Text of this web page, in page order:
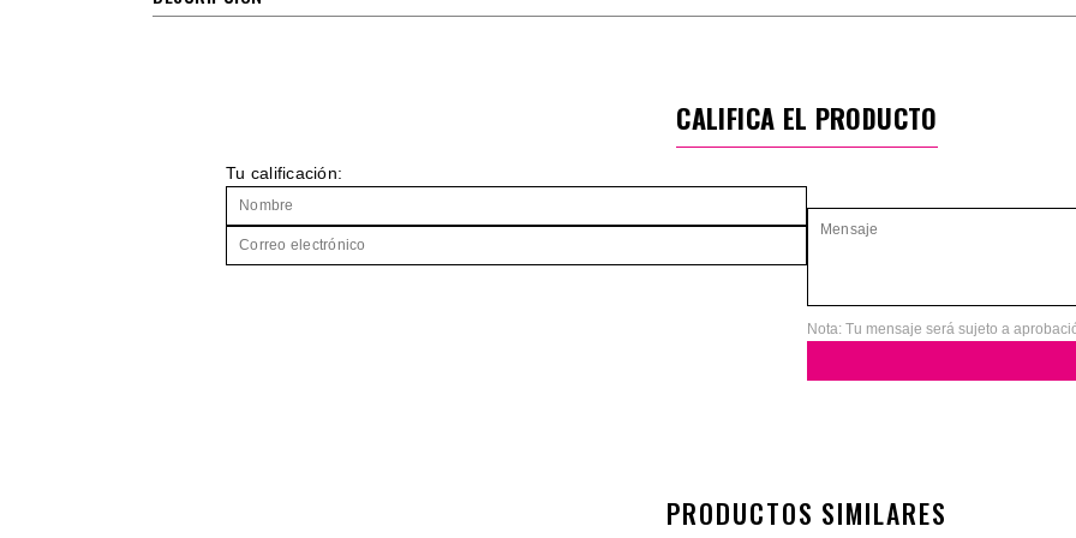
CALIFICA EL PRODUCTO
Tu calificación:
Nota: Tu mensaje será sujeto a
PRODUCTOS SIMILARES